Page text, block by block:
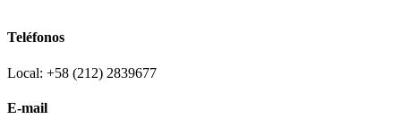
Teléfonos
Local: +58 (212) 2839677
E-mail